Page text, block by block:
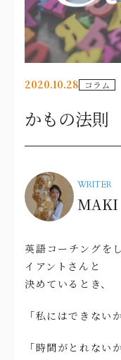
2020.10.28 コラム
かもの法則
WRITER
MAKI
英語コーチングを
イアントさんと
決めているとき、
「私にはできない
「時間がとれない